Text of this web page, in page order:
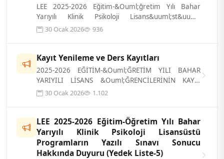
LEE 2025-2026 Eğitim-&Ouml;ğretim Yılı Bahar
Yarıyılı Klinik Psikoloji Lisans&uuml;st&uuml;
Programların Yazılı Sınavı sonucu ilgi...
30 Ocak 2026 936
Kayıt Yenileme ve Ders Kayıtları
2025-2026 EĞİTİM-&Ouml;ĞRETİM YILI BAHAR
YARIYILI LİSANS &Ouml;ĞRENCİLERİNİN KAYIT
YENİLEME VE DERS KAYITLARI Kayıt yenileme ve d...
30 Ocak 2026 1.102
LEE 2025-2026 Eğitim-Öğretim Yılı Bahar
Yarıyılı Klinik Psikoloji Lisansüstü
Programların Yazılı Sınavı Sonucu
Hakkında Duyuru (Yedek Liste-5)